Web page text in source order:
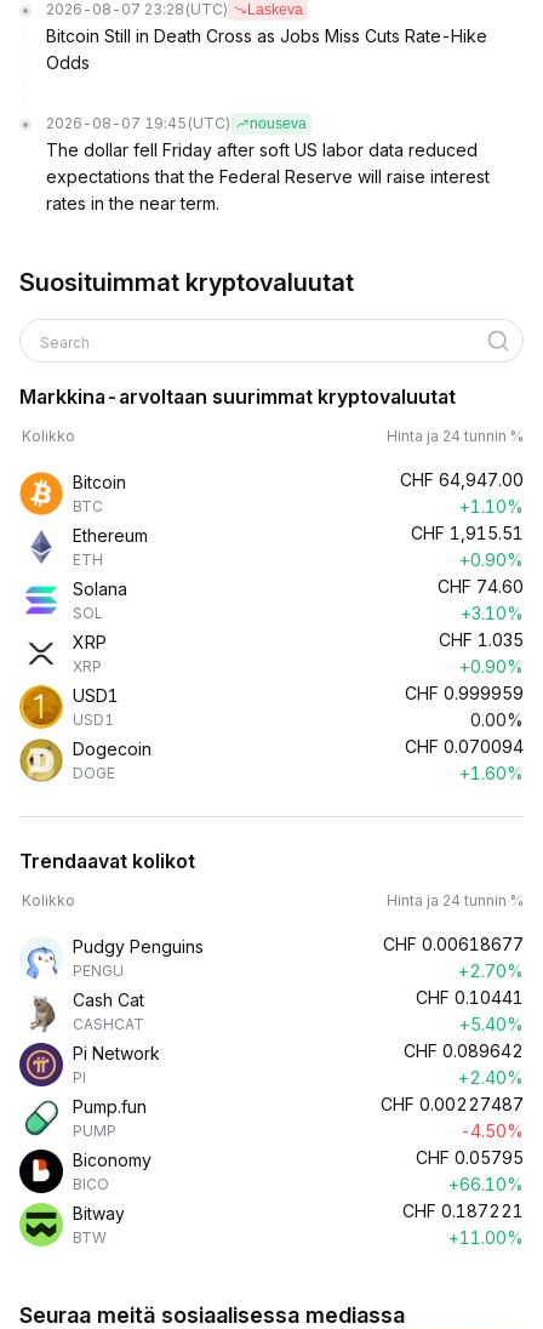
2026-08-07 23:28 (UTC) Laskeva
Bitcoin Still in Death Cross as Jobs Miss Cuts Rate-Hike
Odds
2026-08-07 19:45 (UTC) nouseva
The dollar fell Friday after soft US labor data reduced
expectations that the Federal Reserve will raise interest
rates in the near term.
Suosituimmat kryptovaluutat
Search
Markkina-arvoltaan suurimmat kryptovaluutat
Kolikko Hinta ja 24 tunnin %
Bitcoin
BTC
CHF 64,947.00
+1.10%
Ethereum
ETH
CHF 1,915.51
+0.90%
Solana
SOL
CHF 74.60
+3.10%
XRP
XRP
CHF 1.035
+0.90%
USD1
USD1
CHF 0.999959
0.00%
Dogecoin
DOGE
CHF 0.070094
+1.60%
Trendaavat kolikot
Kolikko Hinta ja 24 tunnin %
Pudgy Penguins
PENGU
CHF 0.00618677
+2.70%
Cash Cat
CASHCAT
CHF 0.10441
+5.40%
Pi Network
PI
CHF 0.089642
+2.40%
Pump.fun
PUMP
CHF 0.00227487
-4.50%
Biconomy
BICO
CHF 0.05795
+66.10%
Bitway
BTW
CHF 0.187221
+11.00%
Seuraa meitä sosiaalisessa mediassa